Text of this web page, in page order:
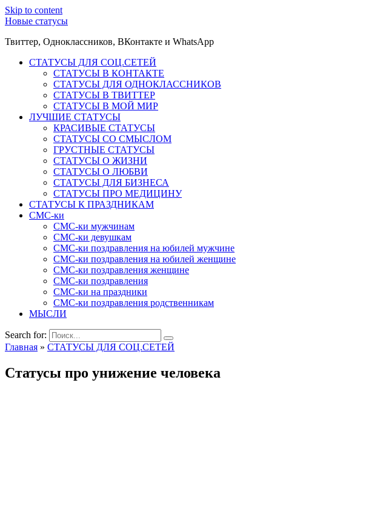
Skip to content
Новые статусы
Твиттер, Одноклассников, ВКонтакте и WhatsApp
СТАТУСЫ ДЛЯ СОЦ.СЕТЕЙ
СТАТУСЫ В КОНТАКТЕ
СТАТУСЫ ДЛЯ ОДНОКЛАССНИКОВ
СТАТУСЫ В ТВИТТЕР
СТАТУСЫ В МОЙ МИР
ЛУЧШИЕ СТАТУСЫ
КРАСИВЫЕ СТАТУСЫ
СТАТУСЫ СО СМЫСЛОМ
ГРУСТНЫЕ СТАТУСЫ
СТАТУСЫ О ЖИЗНИ
СТАТУСЫ О ЛЮБВИ
СТАТУСЫ ДЛЯ БИЗНЕСА
СТАТУСЫ ПРО МЕДИЦИНУ
СТАТУСЫ К ПРАЗДНИКАМ
СМС-ки
СМС-ки мужчинам
СМС-ки девушкам
СМС-ки поздравления на юбилей мужчине
СМС-ки поздравления на юбилей женщине
СМС-ки поздравления женщине
СМС-ки поздравления
СМС-ки на праздники
СМС-ки поздравления родственникам
МЫСЛИ
Search for:
Главная » СТАТУСЫ ДЛЯ СОЦ.СЕТЕЙ
Статусы про унижение человека